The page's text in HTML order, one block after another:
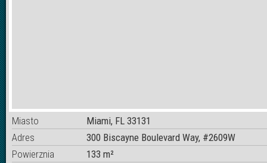
Miasto
Miami, FL 33131
Adres
300 Biscayne Boulevard Way, #2609W
Powierznia
133 m²